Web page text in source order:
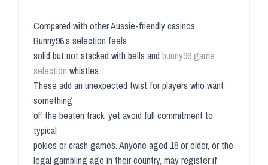
Compared with other Aussie-friendly casinos,
Bunny96’s selection feels
solid but not stacked with bells and bunny96 game
selection whistles.
These add an unexpected twist for players who want
something
off the beaten track, yet avoid full commitment to
typical
pokies or crash games. Anyone aged 18 or older, or the
legal gambling age in their country, may register if